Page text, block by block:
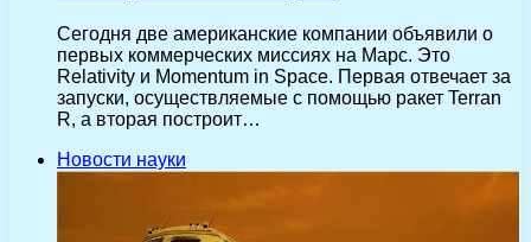
Сегодня две американские компании объявили о
первых коммерческих миссиях на Марс. Это
Relativity и Momentum in Space. Первая отвечает за
запуски, осуществляемые с помощью ракет Terran
R, а вторая построит…
Новости науки